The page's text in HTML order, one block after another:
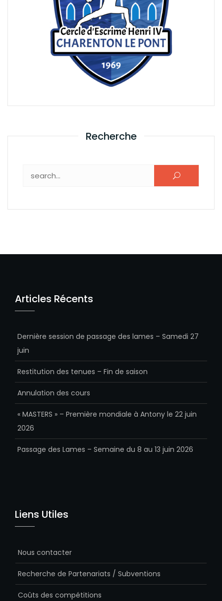
Recherche
Articles Récents
Dernière session de passage des lames – Samedi 27
juin
Restitution des tenues – Fin de saison
Annulation des cours
« MASTERS » – Première mondiale à Antony le 22 juin
2026
Passage des Lames – Semaine du 8 au 13 juin 2026
Liens Utiles
Nous contacter
Recherche de Partenariats / Subventions
Coûts des compétitions